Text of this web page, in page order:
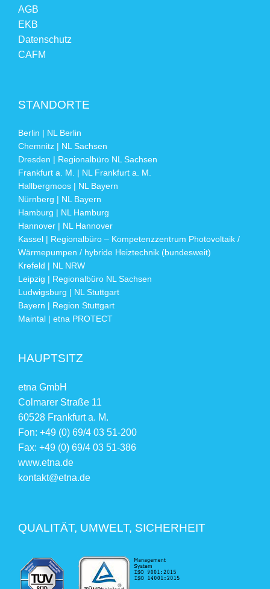
AGB
EKB
Datenschutz
CAFM
STANDORTE
Berlin | NL Berlin
Chemnitz | NL Sachsen
Dresden | Regionalbüro NL Sachsen
Frankfurt a. M. | NL Frankfurt a. M.
Hallbergmoos | NL Bayern
Nürnberg | NL Bayern
Hamburg | NL Hamburg
Hannover | NL Hannover
Kassel | Regionalbüro – Kompetenzzentrum Photovoltaik /
Wärmepumpen / hybride Heiztechnik (bundesweit)
Krefeld | NL NRW
Leipzig | Regionalbüro NL Sachsen
Ludwigsburg | NL Stuttgart
Bayern | Region Stuttgart
Maintal | etna PROTECT
HAUPTSITZ
etna GmbH
Colmarer Straße 11
60528 Frankfurt a. M.
Fon: +49 (0) 69/4 03 51-200
Fax: +49 (0) 69/4 03 51-386
www.etna.de
kontakt@etna.de
QUALITÄT, UMWELT, SICHERHEIT